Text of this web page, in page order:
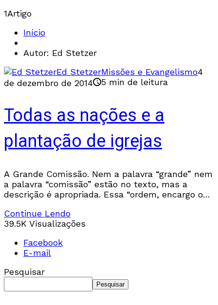
1Artigo
Início
Autor: Ed Stetzer
Ed StetzerMissões e Evangelismo4
de dezembro de 2014
5 min de leitura
Todas as nações e a
plantação de igrejas
A Grande Comissão. Nem a palavra “grande” nem
a palavra “comissão” estão no texto, mas a
descrição é apropriada. Essa “ordem, encargo ou
Continue Lendo
39.5K Visualizações
Facebook
E-mail
Pesquisar
Pesquisar